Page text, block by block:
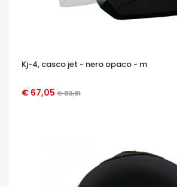
Kj-4, casco jet - nero opaco - m
€ 67,05 € 83,81
OCCHIATA VELOCE